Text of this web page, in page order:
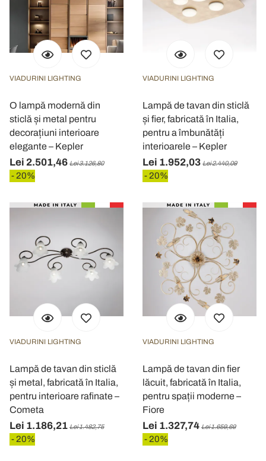
VIADURINI LIGHTING
O lampă modernă din
sticlă și metal pentru
decorațiuni interioare
elegante – Kepler
Lei 2.501,46 Lei 3.126,80
- 20%
VIADURINI LIGHTING
Lampă de tavan din sticlă
și fier, fabricată în Italia,
pentru a îmbunătăți
interioarele – Kepler
Lei 1.952,03 Lei 2.440,09
- 20%
VIADURINI LIGHTING
Lampă de tavan din sticlă
și metal, fabricată în Italia,
pentru interioare rafinate –
Cometa
Lei 1.186,21 Lei 1.482,75
- 20%
VIADURINI LIGHTING
Lampă de tavan din fier
lăcuit, fabricată în Italia,
pentru spații moderne –
Fiore
Lei 1.327,74 Lei 1.659,69
- 20%